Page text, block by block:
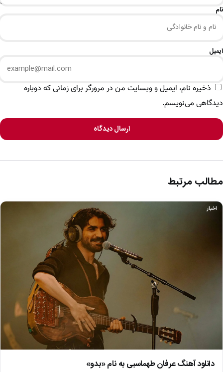
نام
ایمیل
ذخیره نام، ایمیل و وبسایت من در مرورگر برای زمانی که دوباره
دیدگاهی می‌نویسم.
ارسال دیدگاه
مطالب مرتبط
اخبار
دانلود آهنگ عرفان طهماسبی به نام «بدو»